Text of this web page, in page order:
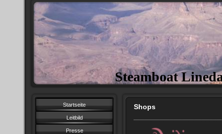
Steamboat
Startseite
Leitbild
Presse
Shops